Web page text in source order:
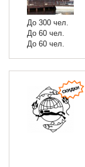
До 300 чел.
До 60 чел.
До 60 чел.